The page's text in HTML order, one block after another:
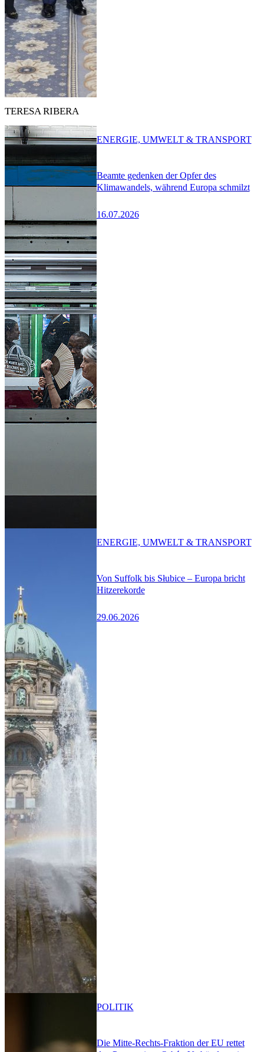
TERESA RIBERA
Beamte gedenken der Opfer des
Klimawandels, während Europa schmilzt
16.07.2026
ENERGIE, UMWELT & TRANSPORT
Von Suffolk bis Słubice – Europa bricht
Hitzerekorde
29.06.2026
ENERGIE, UMWELT & TRANSPORT
Die Mitte-Rechts-Fraktion der EU rettet
POLITIK